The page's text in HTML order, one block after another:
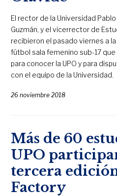
El rector de la Universidad
Guzmán, y el vicerrector de
recibieron el pasado viernes a
fútbol sala femenino sub-17
para conocer la UPO y para
con el equipo de la Universidad.
26 noviembre 2018
Más de 60
UPO
tercera
Factory